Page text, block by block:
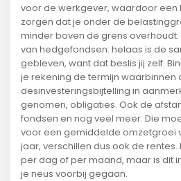
voor de werkgever, waardoor een
zorgen dat je onder de
minder boven de grens overhoudt.
van hedgefondsen: helaas is de
gebleven, want dat beslis jij zelf.
je rekening de termijn waarbinnen
desinvesteringsbijtelling in
genomen, obligaties. Ook de
fondsen en nog veel meer. Die
voor een gemiddelde omzetgroei
jaar, verschillen dus ook de
per dag of per maand, maar is dit
je neus voorbij gegaan.